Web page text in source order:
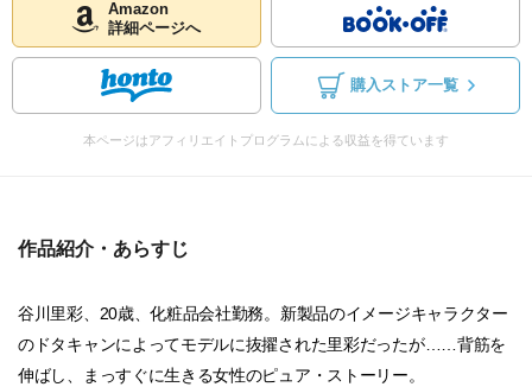
Amazon
詳細ページへ
購入ストア一覧
本ページはアフィリエイトプログラムによる収益を得ています
作品紹介・あらすじ
谷川里彩、20歳、化粧品会社勤務。新製品のイメージキャラクター
のドタキャンによってモデルに抜擢された里彩だったが……背筋を
伸ばし、まっすぐに生きる女性のピュア・ストーリー。